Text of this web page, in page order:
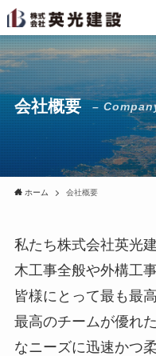
会社概要 –
ホーム 会社概要
私たち株式会社英光
木工事全般や外構工
皆様にとって最も最
最高のチームが優れ
なニーズに迅速かつ